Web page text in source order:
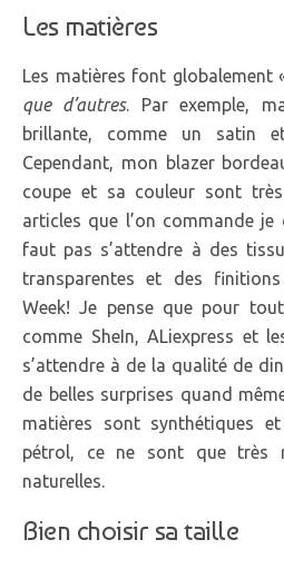
Les matières
Les matières font globalement
que d’autres. Par exemple,
brillante, comme un satin
Cependant, mon blazer
coupe et sa couleur sont
articles que l’on commande
faut pas s’attendre à des
transparentes et des
Week! Je pense que pour
comme SheIn, ALiexpress et
s’attendre à de la qualité de
de belles surprises quand
matières sont synthétiques
pétrol, ce ne sont que très
naturelles.
Bien choisir sa taille